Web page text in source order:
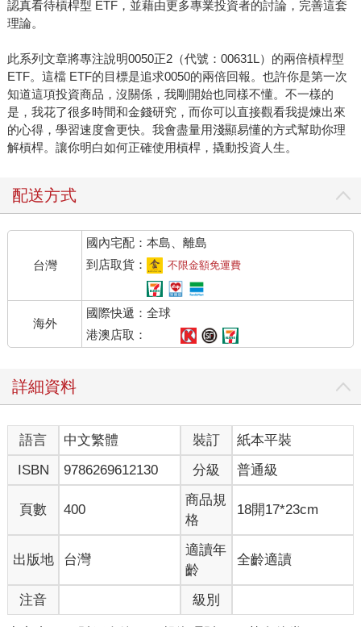
認真看待槓桿型 ETF，並藉由更多專業投資者的討論，完善這套
理論。
此系列文章將專注說明0050正2（代號：00631L）的兩倍槓桿型
ETF。這檔 ETF的目標是追求0050的兩倍回報。也許你是第一次
知道這項投資商品，沒關係，我剛開始也同樣不懂。不一樣的
是，我花了很多時間和金錢研究，而你可以直接觀看我提煉出來
的心得，學習速度會更快。我會盡量用淺顯易懂的方式幫助你理
解槓桿。讓你明白如何正確使用槓桿，撬動投資人生。
配送方式
台灣
國內宅配：本島、離島
到店取貨：
不限金額免運費
海外
國際快遞：全球
港澳店取：
詳細資料
語言 中文繁體 裝訂
紙本平裝
ISBN
9786269612130 分級 普通級
頁數 400
商品規
格
18開17*23cm
出版地 台灣
適讀年
齡
全齡適讀
注音 級別